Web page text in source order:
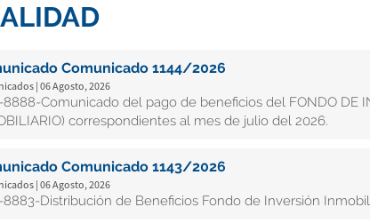
Comunicado 1144/2026
| 06 Agosto, 2026
8888-Comunicado del pago de beneficios del FONDO DE
correspondientes al mes de julio del 2026.
Comunicado 1143/2026
| 06 Agosto, 2026
8883-Distribución de Beneficios Fondo de Inversión